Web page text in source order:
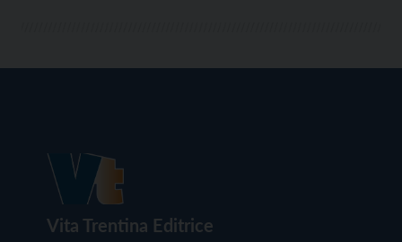
Vita Trentina Editrice